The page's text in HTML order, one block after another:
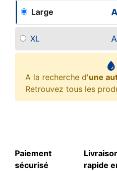
Large
XL
A la recherche d'une
Retrouvez tous les
Paiement
sécurisé
rapide